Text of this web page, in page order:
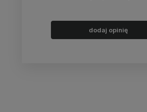
dodaj opinię